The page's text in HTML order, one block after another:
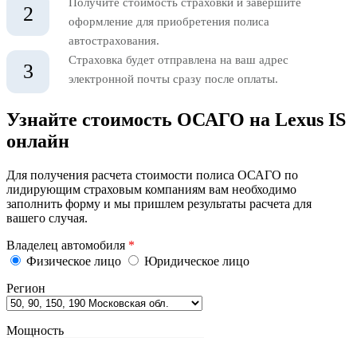
2
оформление для приобретения полиса
автострахования.
3
Страховка будет отправлена на ваш адрес
электронной почты сразу после оплаты.
Узнайте стоимость ОСАГО на Lexus IS
онлайн
Для получения расчета стоимости полиса ОСАГО по
лидирующим страховым компаниям вам необходимо
заполнить форму и мы пришлем результаты расчета для
вашего случая.
Владелец автомобиля *
Физическое лицо
Юридическое лицо
Регион
Мощность